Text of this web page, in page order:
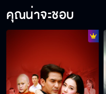
คุณน่าจะชอบ